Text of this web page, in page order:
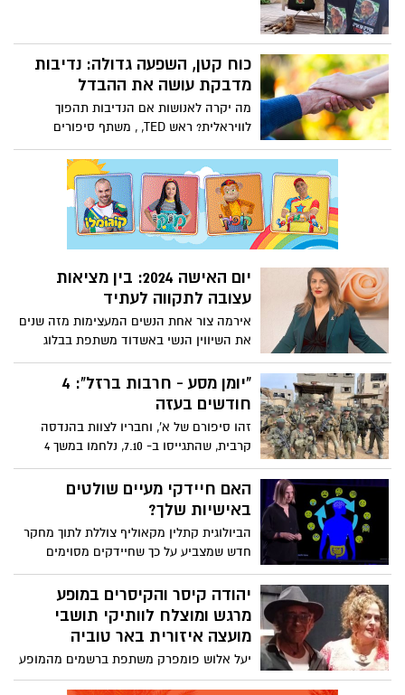
כוח קטן, השפעה גדולה: נדיבות
מדבקת עושה את ההבדל
מה יקרה לאנושות אם הנדיבות תהפוך
לוויראלית? ראש TED, , משתף סיפורים
טרנספורמטיביים מרחבי העולם, מתאר מדוע
הגיע הזמן שהאינטרנט יבין את כוחו להטעין
מעשי חסד קטנים, לשנות חיים בקנה מידה
שלא חווה מעולם. למדו כיצד לטפח הלך רוח
נדיב - עם או בלי לתת כסף - וקבלו השראה
עם כלים להגברת ההשפעה שלכם. "תהיו
מופתעים לחלוטין ממה שקורה אחר כך",
אומר אנדרסון.
יום האישה 2024: בין מציאות
עצובה לתקווה לעתיד
אירמה צור אחת הנשים המעצימות מזה שנים
את השיווין הנשי באשדוד משתפת בבלוג
מרגש על הרהורים ביום האישה הבינאלומי
נמצאות בשבי החמאס.
"יומן מסע - חרבות ברזל": 4
חודשים בעזה
זהו סיפורם של א', וחבריו לצוות בהנדסה
קרבית, שהתגייסו ב- 7.10, נלחמו במשך 4
חודשים ברצועת עזה, מתוכם חודשיים בח'אן
יונס והשתחררו בימים אלו. בלוג אישי שמתאר
מציאות יומיומית מורכבת, אירועים מטלטלים
וחברים שלא יחזרו. שמות הלוחמים שונו. חלק
קטן מהאירועים מובא לפניכם על קצה
המזלג. צפו בתמונות שצולמו מלב הרצועה
בזמן אמת.
האם חיידקי מעיים שולטים
באישיות שלך?
הביולוגית קתלין מקאוליף צוללת לתוך מחקר
חדש שמצביע על כך שחיידקים מסוימים
במעיים שלך יכולים להשפיע על חלקים
עיקריים של מי שאתה, מהאישיות שלך ועד
להפרעות נוירולוגיות משנות חיים. למד עוד על
האופן שבו המדע המתפתח הזה יכול לשנות
את האופן שבו אנו מטפלים במחלות - וגלה
את ההשפעה של האיפור המיקרוביאלי
הפנימי שלך על מצב הרוח, המשקל שלך ועוד.
יהודה קיסר והקיסרים במופע
מרגש ומוצלח לוותיקי תושבי
מועצה איזורית באר טוביה
יעל אלוש פומפרק משתפת ברשמים מהמופע
של יהודה קיסר והקיסרים בבאר טוביה - היה